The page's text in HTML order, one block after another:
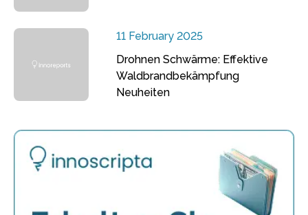
11 February 2025
Drohnen Schwärme: Effektive
Waldbrandbekämpfung
Neuheiten